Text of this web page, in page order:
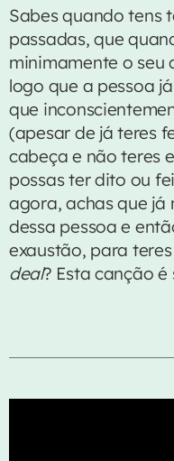
MANHÃ
Bom Dia
06:00 - 07:30
Bom Dia
CLUBE FM
Até podes não gostar
AS MAIS
Sabes quando tens
passadas, que
minimamente o seu
logo que a pessoa
que
(apesar de já teres
cabeça e não teres
possas ter dito ou
agora, achas que já
dessa pessoa e
exaustão, para
deal? Esta canção é